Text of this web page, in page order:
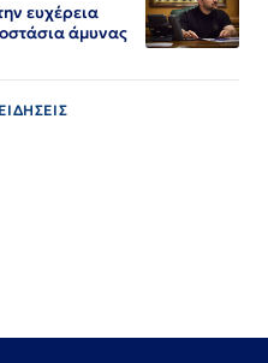
ευχέρεια
άμυνας